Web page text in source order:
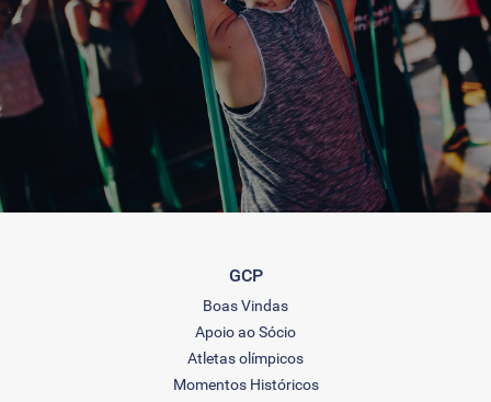
GCP
Boas Vindas
Apoio ao Sócio
Atletas olímpicos
Momentos Históricos